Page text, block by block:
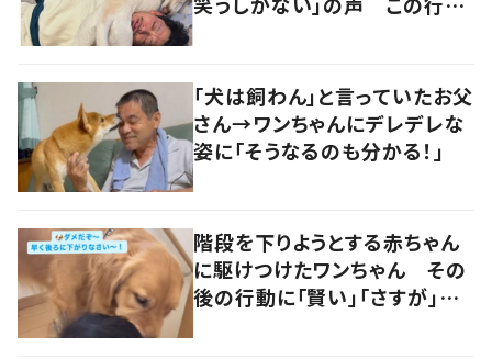
「犬は飼わん」と言っていたお父
さん→ワンちゃんにデレデレな
姿に「そうなるのも分かる！」
階段を下りようとする赤ちゃん
に駆けつけたワンちゃん その
後の行動に「賢い」「さすが」の